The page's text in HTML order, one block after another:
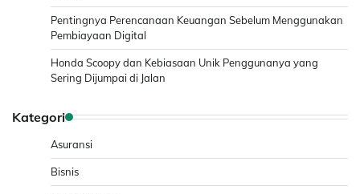
Pentingnya Perencanaan Keuangan Sebelum Menggunakan
Pembiayaan Digital
Honda Scoopy dan Kebiasaan Unik Penggunanya yang
Sering Dijumpai di Jalan
Kategori
Asuransi
Bisnis